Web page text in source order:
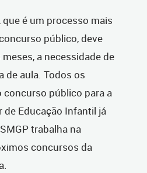
que é um processo mais
público, deve
a necessidade de
de aula. Todos os
público para a
de Educação Infantil já
trabalha na
concursos da